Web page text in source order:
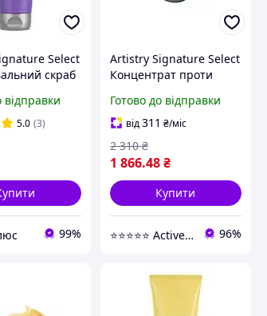
Select
скраб
відправки
5.0 (3)
99%
Artistry Signature Select
Концентрат проти
(439611)
Готово до відправки
від311 ₴/міс
1 866.48₴
2 310 ₴
Купити
⭐️⭐️⭐️⭐️⭐️ Active Point 96%